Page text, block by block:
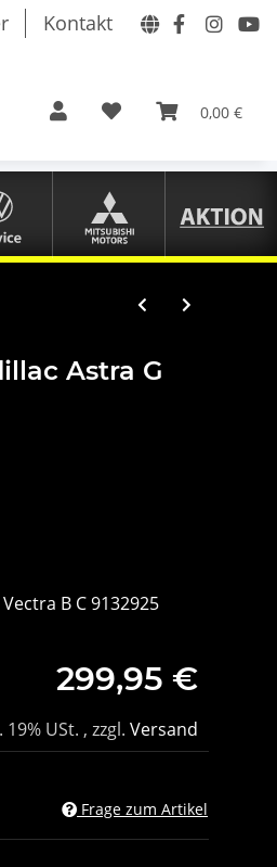
Kontakt
0,00 €
Astra G
B C 9132925
299,95 €
19% USt. , zzgl. Versand
Frage zum Artikel